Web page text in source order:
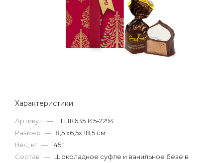
Характеристики
Артикул — Н.НК635.145-2294
Размер — 8,5 х6,5х 18,5 см
Вес, кг — 145г
Состав — Шоколадное суфле и ванильное безе в